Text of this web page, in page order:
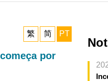
繁 简 PT
por